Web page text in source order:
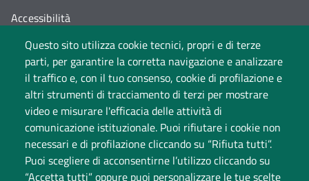
Questo sito utilizza cookie tecnici, propri e di terze
parti, per garantire la corretta navigazione e analizzare
il traffico e, con il tuo consenso, cookie di profilazione e
altri strumenti di tracciamento di terzi per mostrare
video e misurare l'efficacia delle attività di
comunicazione istituzionale. Puoi rifiutare i cookie non
necessari e di profilazione cliccando su “Rifiuta tutti”.
Puoi scegliere di acconsentirne l’utilizzo cliccando su
“Accetta tutti” oppure puoi personalizzare le tue scelte
Accessibilità
Cambia idea sui cookie
Dati di monitoraggio